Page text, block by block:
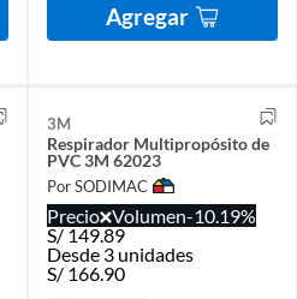
Agregar
3M
Respirador Multipropósito de
PVC 3M 62023
Por SODIMAC
Precio Volumen-10.19%
S/ 149.89
Desde 3 unidades
S/ 166.90